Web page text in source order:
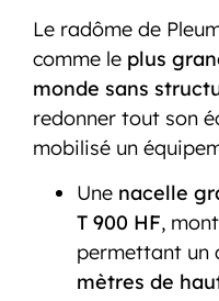
Le radôme de
comme le plus
monde sans
redonner tout son
mobilisé un
Une nacelle
T 900 HF,
permettant un
mètres de